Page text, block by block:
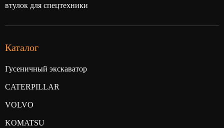
втулок для спецтехники
Каталог
Гусеничный экскаватор
CATERPILLAR
VOLVO
KOMATSU